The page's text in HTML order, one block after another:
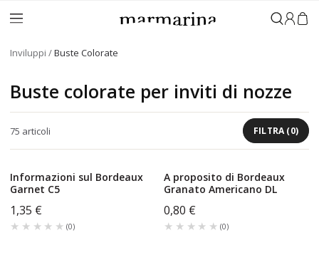
Accedi
Inviluppi Buste Colorate
Buste colorate per inviti di nozze
FILTRA(0)
75 articoli
Informazioni sul Bordeaux
Garnet C5
1,35 €
★★★★★
★★★★★ (0)
A proposito di Bordeaux
Granato Americano DL
0,80 €
★★★★★
★★★★★ (0)